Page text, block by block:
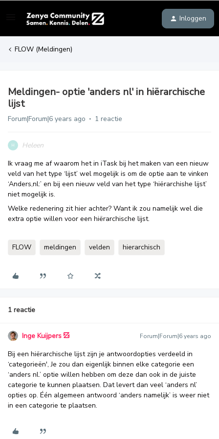
Inloggen
FLOW (Meldingen)
Meldingen- optie 'anders nl' in hiërarchische
lijst
Forum|Forum|6 years ago 1 reactie
H
Heleen
Ik vraag me af waarom het in iTask bij het maken van een nieuw
veld van het type ‘lijst’ wel mogelijk is om de optie aan te vinken
‘Anders,nl:’ en bij een nieuw veld van het type ‘hiërarchishe lijst’
niet mogelijk is.
Welke redenering zit hier achter? Want ik zou namelijk wel die
extra optie willen voor een hiërarchische lijst.
FLOW meldingen velden hierarchisch
1 reactie
Inge Kuijpers Forum|Forum|6 years ago
Bij een hiërarchische lijst zijn je antwoordopties verdeeld in
‘categorieën', Je zou dan eigenlijk binnen elke categorie een
‘anders nl.’ optie willen hebben om deze dan ook in de juiste
categorie te kunnen plaatsen. Dat levert dan veel ‘anders nl’
opties op. Één algemeen antwoord ‘anders namelijk’ is weer niet
in een categorie te plaatsen.